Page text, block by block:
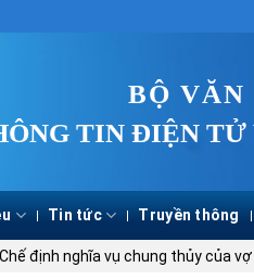
BỘ
TIN ĐIỆN
Tin tức Truyền thông
Chế định nghĩa vụ chung thủy của